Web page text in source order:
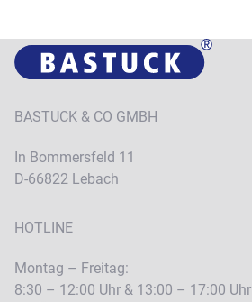
BASTUCK & CO GMBH
In Bommersfeld 11
D-66822 Lebach
HOTLINE
Montag – Freitag:
8:30 – 12:00 Uhr & 13:00 – 17:00 Uhr